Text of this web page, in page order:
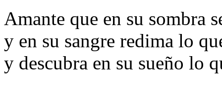
Amante que en su sombra
y en su sangre redima lo
y descubra en su sueño lo